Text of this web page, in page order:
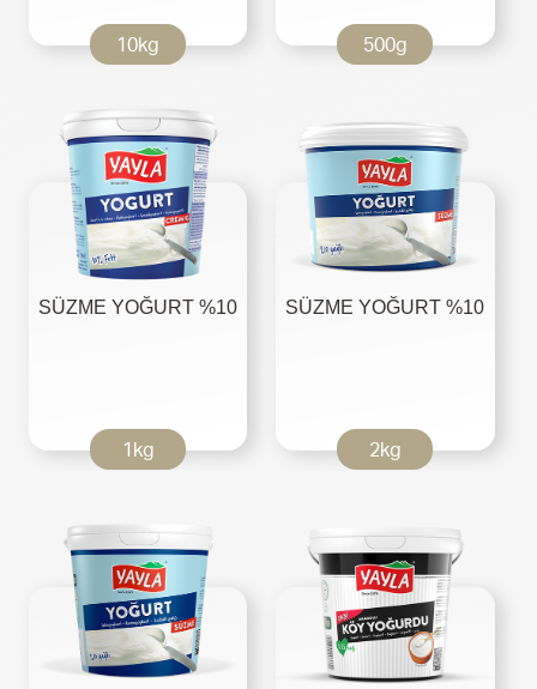
10kg 500g
SÜZME YOĞURT %10
1kg
SÜZME YOĞURT %10
2kg